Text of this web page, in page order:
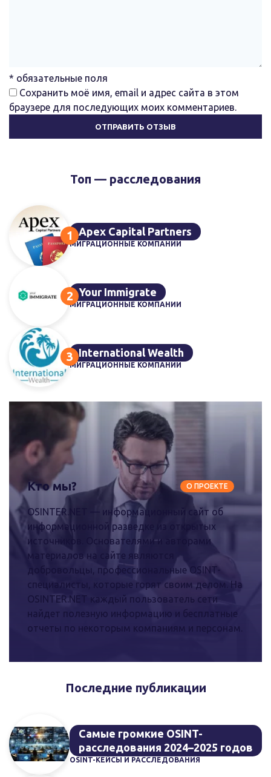
* обязательные поля
Сохранить моё имя, email и адрес сайта в этом
браузере для последующих моих комментариев.
Топ — расследования
Apex Capital Partners
МИГРАЦИОННЫЕ КОМПАНИИ
Your Immigrate
МИГРАЦИОННЫЕ КОМПАНИИ
International Wealth
МИГРАЦИОННЫЕ КОМПАНИИ
Кто мы?
OSINTER.NET — информационный сайт об
информационной разведке из открытых
источников. Основателями и авторами
материалов на сайте являются
добровольцы, профессиональные OSINT-
специалисты, которые горят своим делом. На
OSINTER.NET каждый пользователь сети
найдет полезную информацию и бесплатные
отчеты по некоторым компаниям и персонам.
О ПРОЕКТЕ
Последние публикации
Самые громкие OSINT-
расследования 2024–2025 годов
OSINT-КЕЙСЫ И РАССЛЕДОВАНИЯ